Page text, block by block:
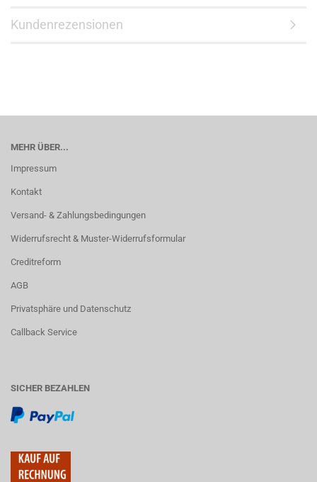
Kundenrezensionen
MEHR ÜBER...
Impressum
Kontakt
Versand- & Zahlungsbedingungen
Widerrufsrecht & Muster-Widerrufsformular
Creditreform
AGB
Privatsphäre und Datenschutz
Callback Service
SICHER BEZAHLEN